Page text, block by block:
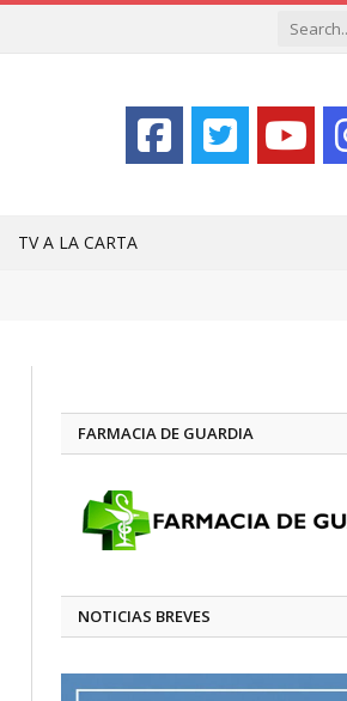
TV A LA CARTA
FARMACIA DE GUARDIA
NOTICIAS BREVES